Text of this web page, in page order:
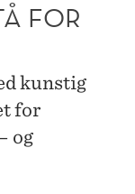
FOR
kunstig
for
og